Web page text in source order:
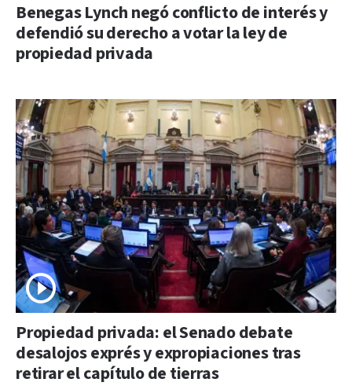
Benegas Lynch negó conflicto de interés y
defendió su derecho a votar la ley de
propiedad privada
Propiedad privada: el Senado debate
desalojos exprés y expropiaciones tras
retirar el capítulo de tierras